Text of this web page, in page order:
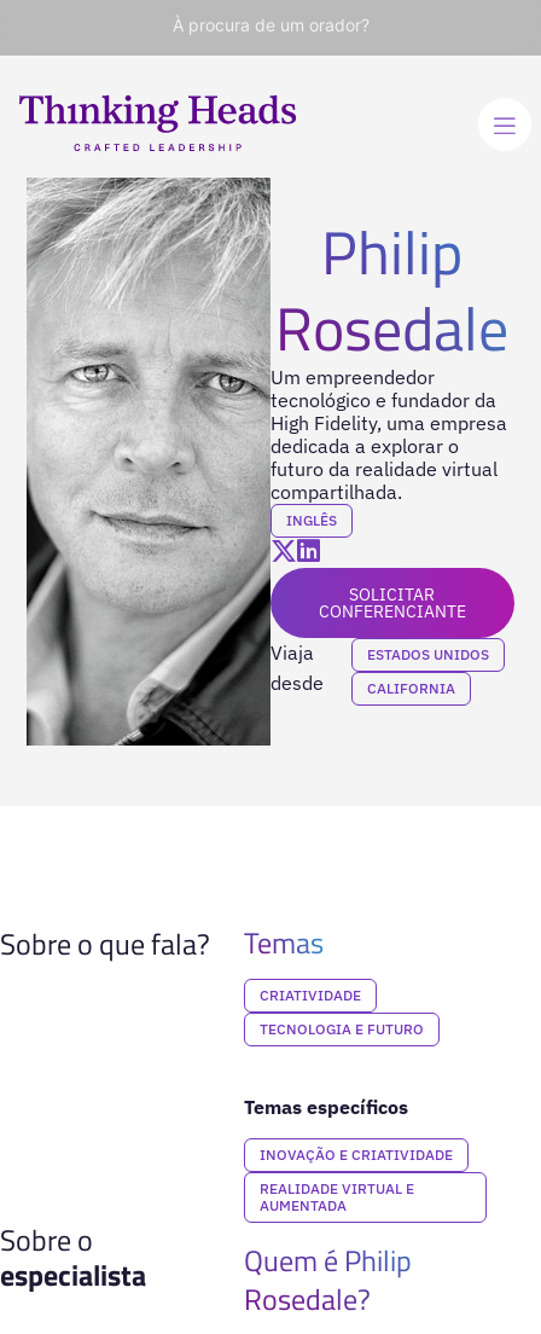
À procura de um orador?
Philip
Rosedale
Um empreendedor
tecnológico e fundador da
High Fidelity, uma empresa
dedicada a explorar o
futuro da realidade virtual
compartilhada.
INGLÊS
SOLICITAR
CONFERENCIANTE
Viaja
desde
ESTADOS UNIDOS
CALIFORNIA
Sobre o que fala? Temas
CRIATIVIDADE
TECNOLOGIA E FUTURO
Temas específicos
INOVAÇÃO E CRIATIVIDADE
REALIDADE VIRTUAL E
AUMENTADA
Sobre o
especialista
Quem é Philip
Rosedale?